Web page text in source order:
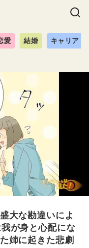
愛 結婚 キャリア
大な勘違いによ
が身と心配にな
姉に起きた悲劇